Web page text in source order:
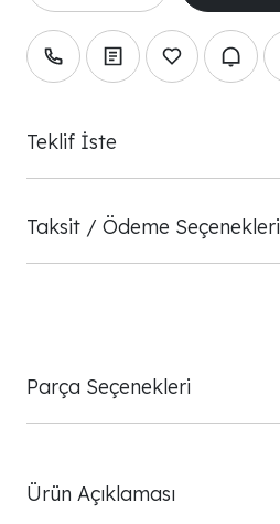
Teklif İste
Taksit / Ödeme Seçenekleri
Parça Seçenekleri
Ürün Açıklaması